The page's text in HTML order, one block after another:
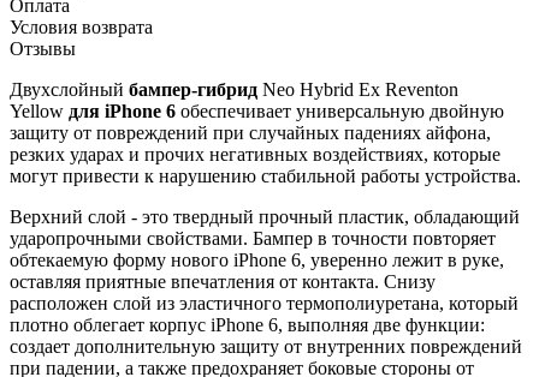
Оплата
Условия возврата
Отзывы
Двухслойный бампер-гибрид Neo Hybrid Ex Reventon
Yellow для iPhone 6 обеспечивает универсальную двойную
защиту от повреждений при случайных падениях айфона,
резких ударах и прочих негативных воздействиях, которые
могут привести к нарушению стабильной работы устройства.
Верхний слой - это твердный прочный пластик, обладающий
ударопрочными свойствами. Бампер в точности повторяет
обтекаемую форму нового iPhone 6, уверенно лежит в руке,
оставляя приятные впечатления от контакта. Снизу
расположен слой из эластичного термополиуретана, который
плотно облегает корпус iPhone 6, выполняя две функции:
создает дополнительную защиту от внутренних повреждений
при падении, а также предохраняет боковые стороны от